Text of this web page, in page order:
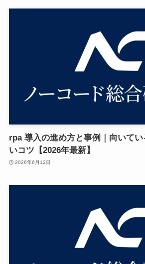
rpa 導入の進め方と事例｜向いて
いコツ【2026年最新】
2026年6月12日